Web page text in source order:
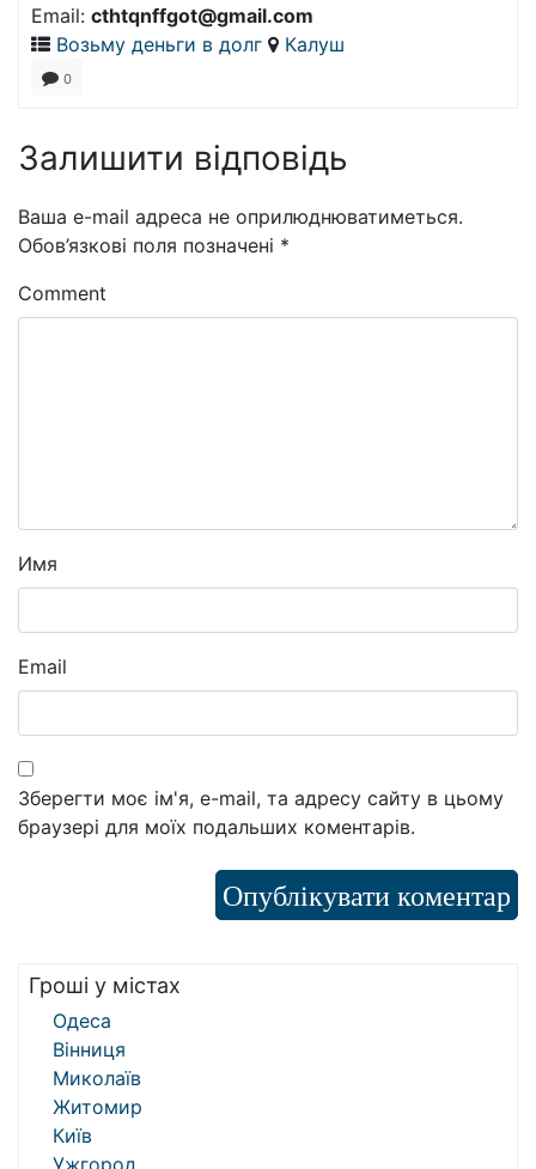
Email: cthtqnffgot@gmail.com
Возьму деньги в долг
Калуш
0
Залишити відповідь
Ваша e-mail адреса не оприлюднюватиметься.
Обов’язкові поля позначені *
Comment
Имя
Email
Зберегти моє ім'я, e-mail, та адресу сайту в цьому
браузері для моїх подальших коментарів.
Гроші у містах
Одеса
Вінниця
Миколаїв
Житомир
Київ
Ужгород